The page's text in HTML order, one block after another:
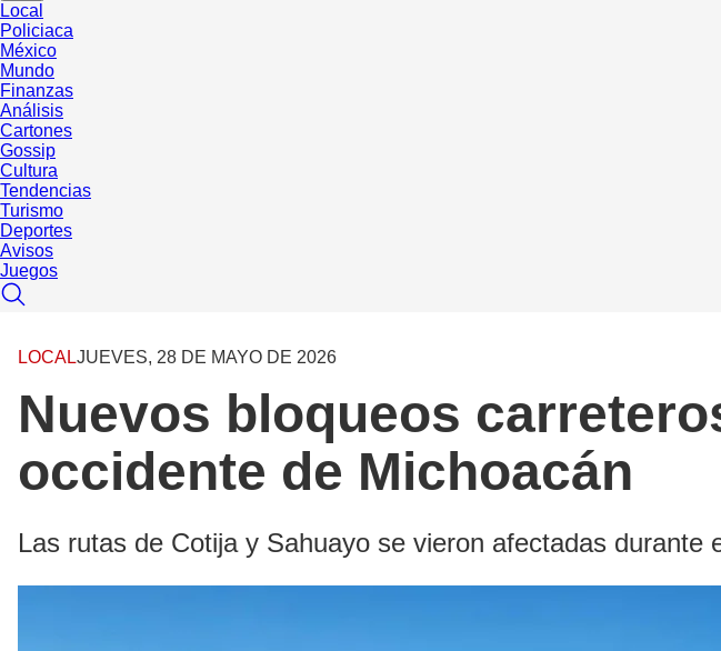
Local
Policiaca
México
Mundo
Finanzas
Análisis
Cartones
Gossip
Cultura
Tendencias
Turismo
Deportes
Avisos
Juegos
LOCALJUEVES, 28 DE MAYO DE 2026
Nuevos bloqueos
occidente de Michoacán
Las rutas de Cotija y Sahuayo se vieron afectadas